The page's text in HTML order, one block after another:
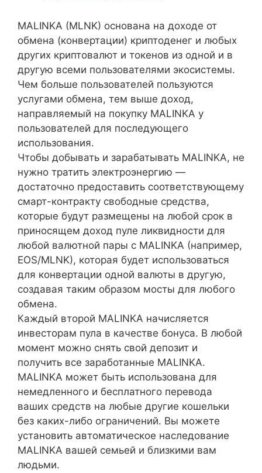
MALINKA (MLNK) основана на доходе от
обмена (конвертации) криптоденег и любых
других криптовалют и токенов из одной и в
другую всеми пользователями экосистемы.
Чем больше пользователей пользуются
услугами обмена, тем выше доход,
направляемый на покупку MALINKA у
пользователей для последующего
использования.
Чтобы добывать и зарабатывать MALINKA, не
нужно тратить электроэнергию —
достаточно предоставить соответствующему
смарт-контракту свободные средства,
которые будут размещены на любой срок в
приносящем доход пуле ликвидности для
любой валютной пары с MALINKA (например,
EOS/MLNK), которая будет использоваться
для конвертации одной валюты в другую,
создавая таким образом мосты для любого
обмена.
Каждый второй MALINKA начисляется
инвесторам пула в качестве бонуса. В любой
момент можно снять свой депозит и
получить все заработанные MALINKA.
MALINKA может быть использована для
немедленного и бесплатного перевода
ваших средств на любые другие кошельки
без каких-либо ограничений. Вы можете
установить автоматическое наследование
MALINKA вашей семьей и близкими вам
людьми.